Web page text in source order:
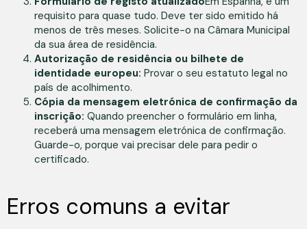
requisito para quase tudo. Deve ter sido emitido há
menos de três meses. Solicite-o na Câmara Municipal
da sua área de residência.
Autorização de residência ou bilhete de
identidade europeu: Provar o seu estatuto legal no
país de acolhimento.
Cópia da mensagem eletrónica de confirmação da
inscrição: Quando preencher o formulário em linha,
receberá uma mensagem eletrónica de confirmação.
Guarde-o, porque vai precisar dele para pedir o
certificado.
Erros comuns a evitar